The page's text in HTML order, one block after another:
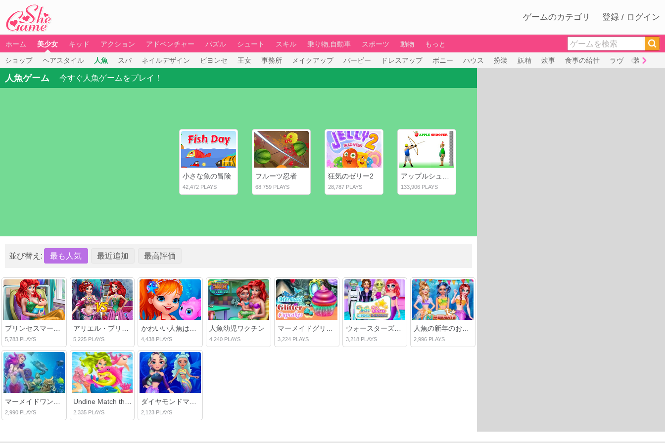
ゲームのカテゴリ 登録 / ログイン
ホーム 美少女 キッド アクション アドベンチャー パズル シュート スキル 乗り物,自動車 スポーツ 動物 もっと
ショップ ヘアスタイル 人魚 スパ ネイルデザイン ビヨンセ 王女 事務所 メイクアップ バービー ドレスアップ ボニー ハウス 扮装 妖精 炊事 食事の給仕 ラヴ 装飾
人魚ゲーム 今すぐ人魚ゲームをプレイ！
小さな魚の冒険
42,472 PLAYS
フルーツ忍者
68,759 PLAYS
狂気のゼリー2
28,787 PLAYS 133,906 PLAYS
並び替え: 最も人気 最近追加 最高評価
プリンセスマーメイドママの誕生
5,783 PLAYS
アリエル・プリンセス対マーメイド
5,225 PLAYS
かわいい人魚はドレスアップ
4,438 PLAYS
人魚幼児ワクチン
4,240 PLAYS
マーメイドグリッターカップケーキ
3,224 PLAYS
ウォースターズメディカルエマージェンシー
3,218 PLAYS
人魚の新年のお祝い
2,996 PLAYS
2,990 PLAYS 2,335 PLAYS 2,123 PLAYS